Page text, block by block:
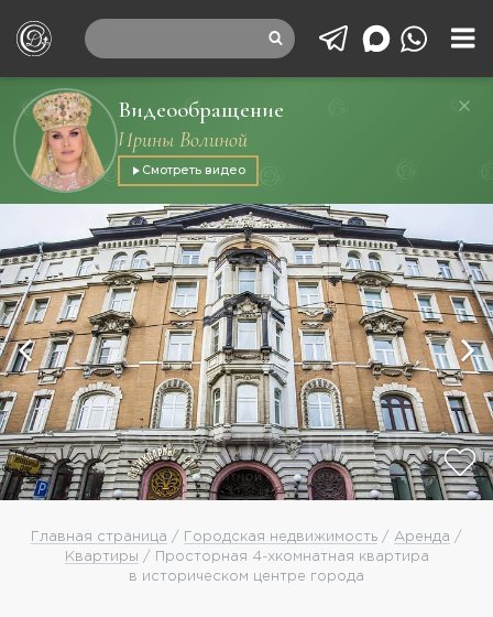
Видеообращение
Ирины Волиной
Смотреть видео
Главная страница / Городская недвижимость / Аренда /
Квартиры / Просторная 4-хкомнатная квартира
в историческом центре города